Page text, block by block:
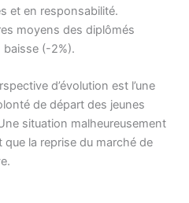
et en responsabilité.
moyens des diplômés
baisse (-2%).
d’évolution est l’une
de départ des jeunes
situation malheureusement
la reprise du marché de